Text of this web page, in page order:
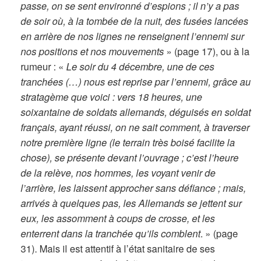
passe, on se sent environné d’espions ; il n’y a pas
de soir où, à la tombée de la nuit, des fusées lancées
en arrière de nos lignes ne renseignent l’ennemi sur
nos positions et nos mouvements » (page 17), ou à la
rumeur : «Le soir du 4 décembre, une de ces
tranchées (…) nous est reprise par l’ennemi, grâce au
stratagème que voici : vers 18 heures, une
soixantaine de soldats allemands, déguisés en soldat
français, ayant réussi, on ne sait comment, à traverser
notre première ligne (le terrain très boisé facilite la
chose), se présente devant l’ouvrage ; c’est l’heure
de la relève, nos hommes, les voyant venir de
l’arrière, les laissent approcher sans défiance ; mais,
arrivés à quelques pas, les Allemands se jettent sur
eux, les assomment à coups de crosse, et les
enterrent dans la tranchée qu’ils comblent. » (page
31). Mais il est attentif à l’état sanitaire de ses